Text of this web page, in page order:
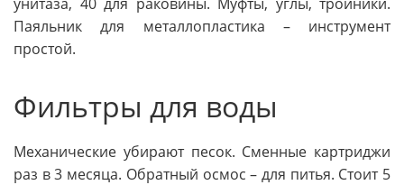
Паяльник для металлопластика – инструмент
простой.
Фильтры для воды
Механические убирают песок. Сменные картриджи
раз в 3 месяца. Обратный осмос – для питья. Стоит 5